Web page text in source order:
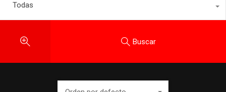
Todas
Buscar